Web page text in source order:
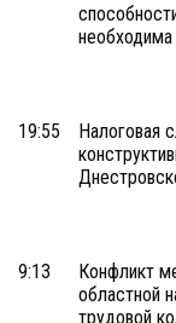
необходима
19:55
Налоговая
9:13
Конфликт
областной
трудовой